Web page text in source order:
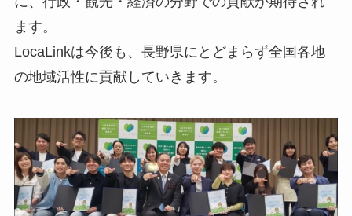
ます。
LocaLinkは今後も、長野県にとどまらず全国各地
の地域活性に貢献していきます。